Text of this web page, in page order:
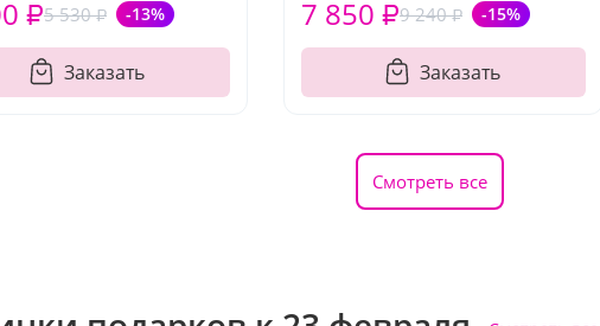
5 530 ₽ -13%
₽
Заказать
9 240 ₽ -15%
7 850 ₽
Заказать
Смотреть все